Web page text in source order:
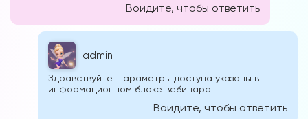
Войдите, чтобы ответить
admin
Здравствуйте. Параметры доступа указаны в
информационном блоке вебинара.
Войдите, чтобы ответить